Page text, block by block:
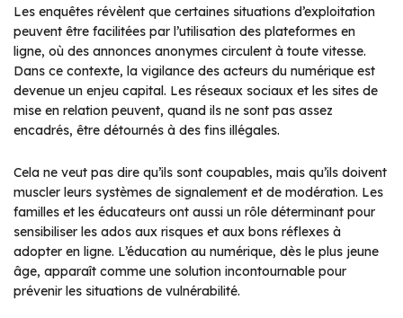
Les enquêtes révèlent que certaines situations d’exploitation
peuvent être facilitées par l’utilisation des plateformes en
ligne, où des annonces anonymes circulent à toute vitesse.
Dans ce contexte, la vigilance des acteurs du numérique est
devenue un enjeu capital. Les réseaux sociaux et les sites de
mise en relation peuvent, quand ils ne sont pas assez
encadrés, être détournés à des fins illégales.
Cela ne veut pas dire qu’ils sont coupables, mais qu’ils doivent
muscler leurs systèmes de signalement et de modération. Les
familles et les éducateurs ont aussi un rôle déterminant pour
sensibiliser les ados aux risques et aux bons réflexes à
adopter en ligne. L’éducation au numérique, dès le plus jeune
âge, apparaît comme une solution incontournable pour
prévenir les situations de vulnérabilité.